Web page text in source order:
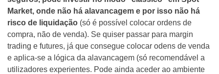
Market, onde não há alavancagem e por isso não há
risco de liquidação (só é possível colocar ordens de
compra, não de venda). Se quiser passar para margin
trading e futures, já que consegue colocar odens de venda
e aplica-se a lógica da alavancagem (só recomendável a
utilizadores experientes. Pode ainda aceder ao ambiente